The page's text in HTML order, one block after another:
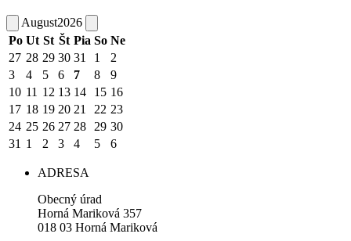
August2026
Po Ut St Št Pia So Ne
27 28 29 30 31 1
2
3
4 5 6 7 8
9
10 11 12 13 14 15 16
17 18 19 20 21 22 23
24 25 26 27 28 29 30
31 1 2 3 4 5 6
ADRESA
Obecný úrad
Horná Mariková 357
018 03 Horná Mariková